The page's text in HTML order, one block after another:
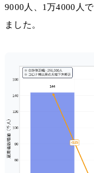
9000人、1万4000人
ました。